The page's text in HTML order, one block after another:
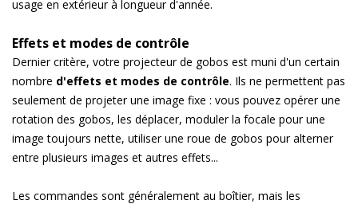
usage en extérieur à longueur d'année.
Effets et modes de contrôle
Dernier critère, votre projecteur de gobos est muni d'un certain
nombre d'effets et modes de contrôle. Ils ne permettent pas
seulement de projeter une image fixe : vous pouvez opérer une
rotation des gobos, les déplacer, moduler la focale pour une
image toujours nette, utiliser une roue de gobos pour alterner
entre plusieurs images et autres effets...
Les commandes sont généralement au boîtier, mais les